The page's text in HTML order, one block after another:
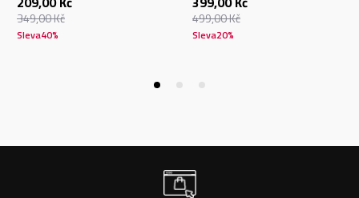
349,00Kč
Sleva40%
499,00Kč
Sleva20%